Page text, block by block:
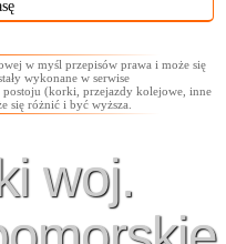
w myśl przepisów prawa i może się
wykonane w serwise
postoju (korki, przejazdy kolejowe, inne
się różnić i być wyższa.
woj.